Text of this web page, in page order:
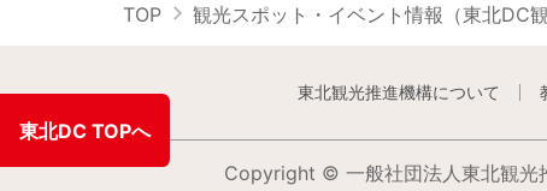
TOP 観光スポット・イベント情報（東北DC観
東北観光推進機構について
Copyright © 一般社団法人東北観光
東北DC TOPへ